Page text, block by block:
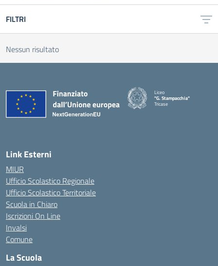
FILTRI
Nessun risultato
Liceo
"G. Stampacchia"
Tricase
Link Esterni
MIUR
Ufficio Scolastico Regionale
Ufficio Scolastico Territoriale
Scuola in Chiaro
Iscrizioni On Line
Invalsi
Comune
La Scuola